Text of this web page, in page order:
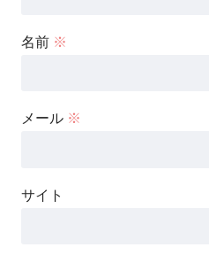
名前 ※
メール ※
サイト